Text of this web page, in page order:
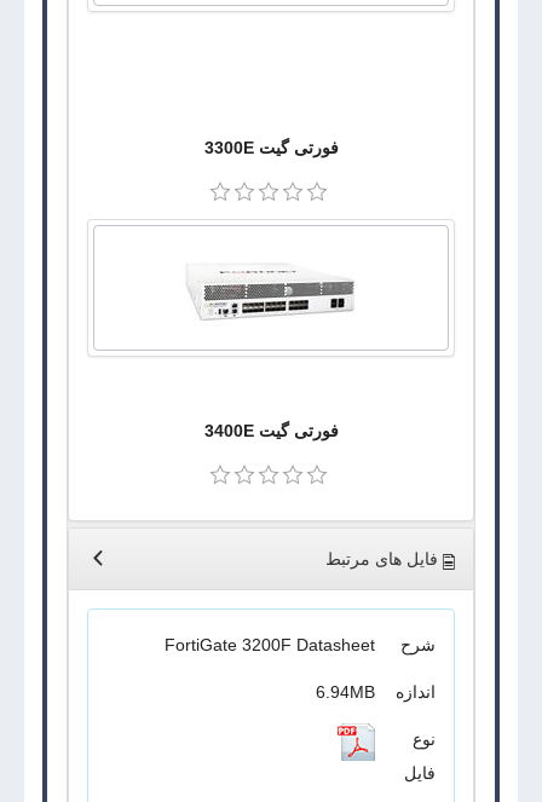
فورتی گیت 3300E
فورتی گیت 3400E
فایل های مرتبط
شرح FortiGate 3200F Datasheet
اندازه 6.94MB
نوع
فایل